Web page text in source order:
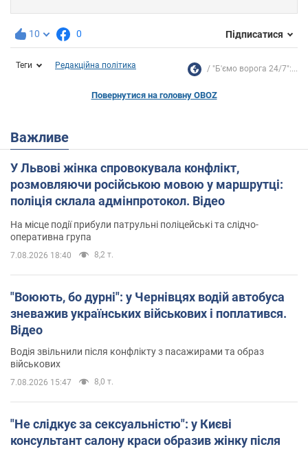
10 0 Підписатися
Теги Редакційна політика "Б'ємо ворога 24/7":...
Повернутися на головну OBOZ
Важливе
У Львові жінка спровокувала конфлікт,
розмовляючи російською мовою у маршрутці:
поліція склала адмінпротокол. Відео
На місце події прибули патрульні поліцейські та слідчо-
оперативна група
7.08.2026 18:40 8,2 т.
"Воюють, бо дурні": у Чернівцях водій автобуса
зневажив українських військових і поплатився.
Відео
Водія звільнили після конфлікту з пасажирами та образ
військових
7.08.2026 15:47 8,0 т.
"Не слідкує за сексуальністю": у Києві
консультант салону краси образив жінку після